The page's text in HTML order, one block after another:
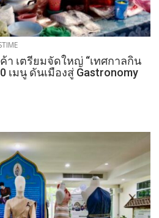
า เตรียมจัดใหญ่ “เทศกาลกิน
เมนู ดันเมืองสู่ Gastronomy